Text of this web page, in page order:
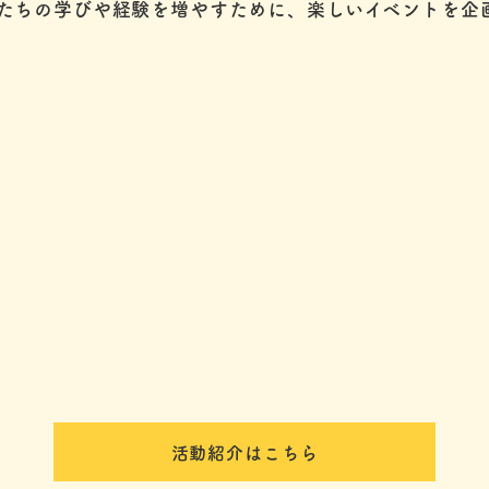
ちの学びや経験を増やすために、楽しいイベントを企
活動紹介はこちら